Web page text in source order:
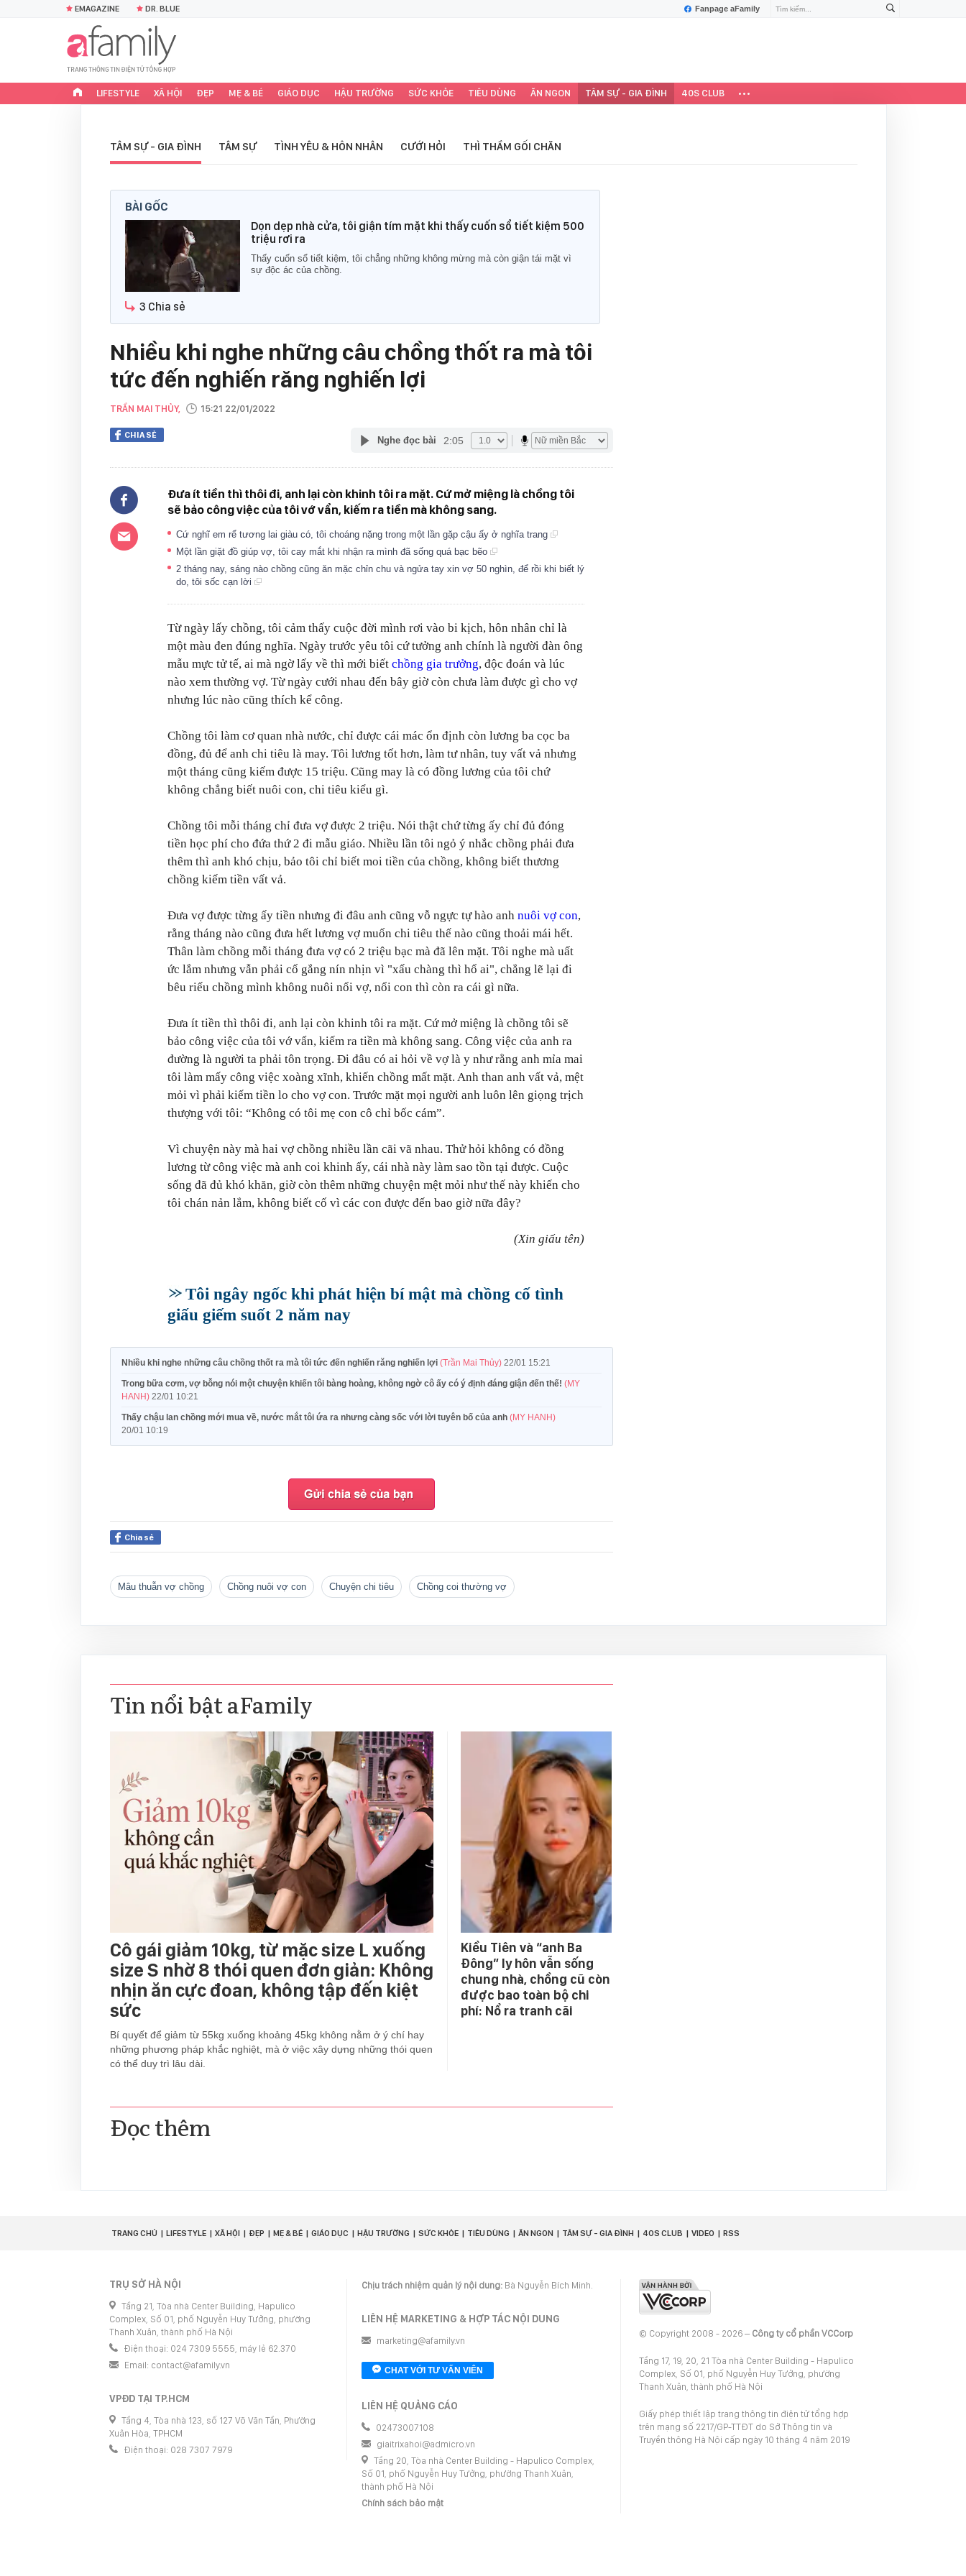
Fanpage aFamily
EMAGAZINE DR. BLUE
LIFESTYLE XÃ HỘI ĐẸP MẸ & BÉ GIÁO DỤC HẬU TRƯỜNG SỨC KHỎE TIÊU DÙNG ĂN NGON TÂM SỰ - GIA ĐÌNH 40S CLUB
TÂM SỰ - GIA ĐÌNH TÂM SỰ TÌNH YÊU & HÔN NHÂN CƯỚI HỎI THÌ THẦM GỐI CHĂN
BÀI GỐC
Dọn dẹp nhà cửa, tôi giận tím mặt khi thấy cuốn sổ tiết kiệm 500
triệu rơi ra
Thấy cuốn sổ tiết kiệm, tôi chẳng những không mừng mà còn giận tái mặt vì
sự độc ác của chồng.
3 Chia sẻ
Nhiều khi nghe những câu chồng thốt ra mà tôi
tức đến nghiến răng nghiến lợi
TRẦN MAI THỦY, 15:21 22/01/2022
CHIA SẺ Nghe đọc bài 2:05
Đưa ít tiền thì thôi đi, anh lại còn khinh tôi ra mặt. Cứ mở miệng là chồng tôi
sẽ bảo công việc của tôi vớ vẩn, kiếm ra tiền mà không sang.
Cứ nghĩ em rể tương lai giàu có, tôi choáng nặng trong một lần gặp cậu ấy ở nghĩa trang
Một lần giặt đồ giúp vợ, tôi cay mắt khi nhận ra mình đã sống quá bạc bẽo
2 tháng nay, sáng nào chồng cũng ăn mặc chỉn chu và ngửa tay xin vợ 50 nghìn, để rồi khi biết lý
do, tôi sốc cạn lời
Từ ngày lấy chồng, tôi cảm thấy cuộc đời mình rơi vào bi kịch, hôn nhân chỉ là
một màu đen đúng nghĩa. Ngày trước yêu tôi cứ tưởng anh chính là người đàn ông
mẫu mực tử tế, ai mà ngờ lấy về thì mới biết chồng gia trưởng, độc đoán và lúc
nào xem thường vợ. Từ ngày cưới nhau đến bây giờ còn chưa làm được gì cho vợ
nhưng lúc nào cũng thích kể công.
Chồng tôi làm cơ quan nhà nước, chỉ được cái mác ổn định còn lương ba cọc ba
đồng, đủ để anh chi tiêu là may. Tôi lương tốt hơn, làm tư nhân, tuy vất vả nhưng
một tháng cũng kiếm được 15 triệu. Cũng may là có đồng lương của tôi chứ
không chẳng biết nuôi con, chi tiêu kiểu gì.
Chồng tôi mỗi tháng chỉ đưa vợ được 2 triệu. Nói thật chứ từng ấy chỉ đủ đóng
tiền học phí cho đứa thứ 2 đi mẫu giáo. Nhiều lần tôi ngỏ ý nhắc chồng phải đưa
thêm thì anh khó chịu, bảo tôi chỉ biết moi tiền của chồng, không biết thương
chồng kiếm tiền vất vả.
Đưa vợ được từng ấy tiền nhưng đi đâu anh cũng vỗ ngực tự hào anh nuôi vợ con,
rằng tháng nào cũng đưa hết lương vợ muốn chi tiêu thế nào cũng thoải mái hết.
Thân làm chồng mỗi tháng đưa vợ có 2 triệu bạc mà đã lên mặt. Tôi nghe mà uất
ức lắm nhưng vẫn phải cố gắng nín nhịn vì "xấu chàng thì hổ ai", chẳng lẽ lại đi
bêu riếu chồng mình không nuôi nổi vợ, nổi con thì còn ra cái gì nữa.
Đưa ít tiền thì thôi đi, anh lại còn khinh tôi ra mặt. Cứ mở miệng là chồng tôi sẽ
bảo công việc của tôi vớ vẩn, kiếm ra tiền mà không sang. Công việc của anh ra
đường là người ta phải tôn trọng. Đi đâu có ai hỏi về vợ là y như rằng anh mỉa mai
tôi làm mấy công việc xoàng xĩnh, khiến chồng mất mặt. Anh than anh vất vả, mệt
mỏi vì phải kiếm tiền lo cho vợ con. Trước mặt mọi người anh luôn lên giọng trịch
thượng với tôi: “Không có tôi mẹ con cô chỉ bốc cám”.
Vì chuyện này mà hai vợ chồng nhiều lần cãi vã nhau. Thử hỏi không có đồng
lương từ công việc mà anh coi khinh ấy, cái nhà này làm sao tồn tại được. Cuộc
sống đã đủ khó khăn, giờ còn thêm những chuyện mệt mỏi như thế này khiến cho
tôi chán nản lắm, không biết cố vì các con được đến bao giờ nữa đây?
(Xin giấu tên)
Tôi ngây ngốc khi phát hiện bí mật mà chồng cố tình
giấu giếm suốt 2 năm nay
Nhiều khi nghe những câu chồng thốt ra mà tôi tức đến nghiến răng nghiến lợi (Trần Mai Thủy) 22/01 15:21
Trong bữa cơm, vợ bỗng nói một chuyện khiến tôi bàng hoàng, không ngờ cô ấy có ý định đáng giận đến thế! (MY
HANH) 22/01 10:21
Thấy chậu lan chồng mới mua về, nước mắt tôi ứa ra nhưng càng sốc với lời tuyên bố của anh (MY HANH)
20/01 10:19
Chia sẻ
mâu thuẫn vợ chồng chồng nuôi vợ con chuyện chi tiêu chồng coi thường vợ
Tin nổi bật aFamily
Cô gái giảm 10kg, từ mặc size L xuống
size S nhờ 8 thói quen đơn giản: Không
nhịn ăn cực đoan, không tập đến kiệt
sức
Bí quyết để giảm từ 55kg xuống khoảng 45kg không nằm ở ý chí hay
những phương pháp khắc nghiệt, mà ở việc xây dựng những thói quen
có thể duy trì lâu dài.
Kiều Tiên và “anh Ba
Đông” ly hôn vẫn sống
chung nhà, chồng cũ còn
được bao toàn bộ chi
phí: Nổ ra tranh cãi
Đọc thêm
TRANG CHỦ LIFESTYLE XÃ HỘI ĐẸP MẸ & BÉ GIÁO DỤC HẬU TRƯỜNG SỨC KHỎE TIÊU DÙNG ĂN NGON TÂM SỰ - GIA ĐÌNH 40S CLUB VIDEO RSS
TRỤ SỞ HÀ NỘI
Tầng 21, Tòa nhà Center Building, Hapulico
Complex, Số 01, phố Nguyễn Huy Tưởng, phường
Thanh Xuân, thành phố Hà Nội
Điện thoại: 024 7309 5555, máy lẻ 62.370
Email: contact@afamily.vn
VPĐD TẠI TP.HCM
Tầng 4, Tòa nhà 123, số 127 Võ Văn Tần, Phường
Xuân Hòa, TPHCM
Điện thoại: 028 7307 7979
Chịu trách nhiệm quản lý nội dung: Bà Nguyễn Bích Minh.
LIÊN HỆ MARKETING & HỢP TÁC NỘI DUNG
marketing@afamily.vn
CHAT VỚI TƯ VẤN VIÊN
LIÊN HỆ QUẢNG CÁO
02473007108
giaitrixahoi@admicro.vn
Tầng 20, Tòa nhà Center Building - Hapulico Complex,
Số 01, phố Nguyễn Huy Tưởng, phường Thanh Xuân,
thành phố Hà Nội
Chính sách bảo mật
© Copyright 2008 - 2026 – Công ty cổ phần VCCorp
Tầng 17, 19, 20, 21 Tòa nhà Center Building - Hapulico
Complex, Số 01, phố Nguyễn Huy Tưởng, phường
Thanh Xuân, thành phố Hà Nội
Giấy phép thiết lập trang thông tin điện tử tổng hợp
trên mạng số 2217/GP-TTĐT do Sở Thông tin và
Truyền thông Hà Nội cấp ngày 10 tháng 4 năm 2019